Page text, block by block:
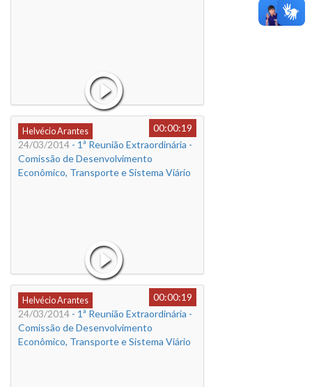
Helvécio Arantes
00:00:19
24/03/2014 - 1ª Reunião Extraordinária -
Comissão de Desenvolvimento
Econômico, Transporte e Sistema Viário
Helvécio Arantes
00:00:19
24/03/2014 - 1ª Reunião Extraordinária -
Comissão de Desenvolvimento
Econômico, Transporte e Sistema Viário